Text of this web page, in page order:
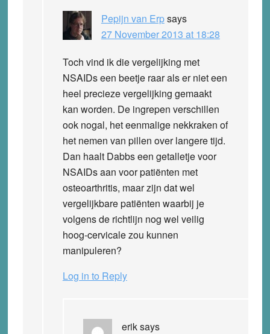
Pepijn van Erpsays
27 November 2013 at 18:28
Toch vind ik die vergelijking met
NSAIDs een beetje raar als er niet een
heel precieze vergelijking gemaakt
kan worden. De ingrepen verschillen
ook nogal, het eenmalige nekkraken of
het nemen van pillen over langere tijd.
Dan haalt Dabbs een getalletje voor
NSAIDs aan voor patiënten met
osteoarthritis, maar zijn dat wel
vergelijkbare patiënten waarbij je
volgens de richtlijn nog wel veilig
hoog-cervicale zou kunnen
manipuleren?
Log in to Reply
eriksays